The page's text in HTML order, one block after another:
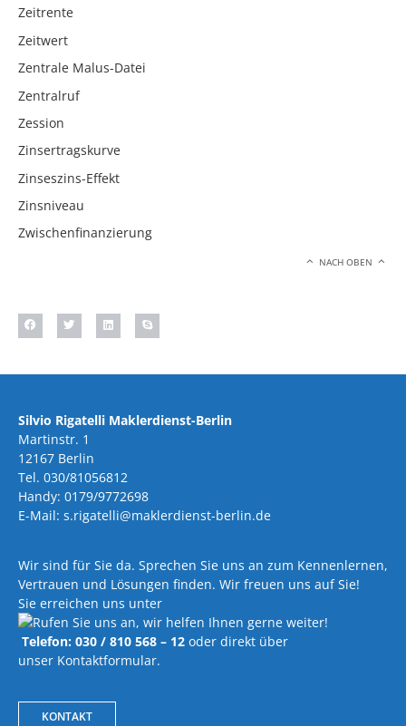
Zeitrente
Zeitwert
Zentrale Malus-Datei
Zentralruf
Zession
Zinsertragskurve
Zinseszins-Effekt
Zinsniveau
Zwischenfinanzierung
NACH OBEN
Silvio Rigatelli Maklerdienst-Berlin
Martinstr. 1
12167 Berlin
Tel. 030/81056812
Handy: 0179/9772698
E-Mail: s.rigatelli@maklerdienst-berlin.de
Wir sind für Sie da. Sprechen Sie uns an zum Kennenlernen,
Vertrauen und Lösungen finden. Wir freuen uns auf Sie!
Sie erreichen uns unter
Telefon: 030 / 810 568 – 12 oder direkt über
unser Kontaktformular.
KONTAKT